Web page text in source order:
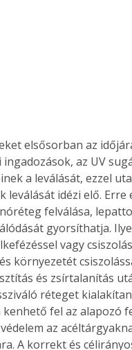
Gyógyító
természet
elsősorban az
az UV
a leválását, ezzel
leválását idézi elő.
felválása,
gyorsíthatja.
vagy
környezetét
és zsírtalanítás
réteget
fel az alapozó
az
A korrekt és